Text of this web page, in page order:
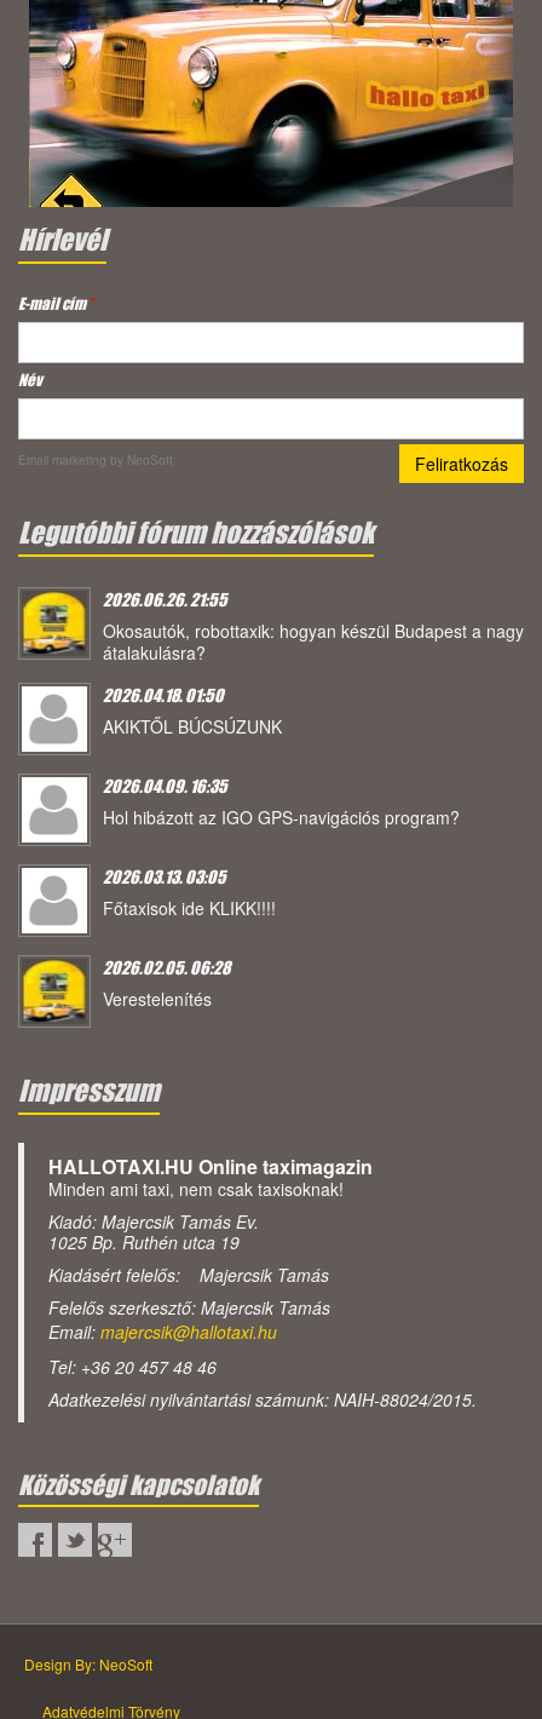
Hírlevél
E-mail cím*
Név
Email marketing by NeoSoft
Legutóbbi fórum hozzászólások
2026.06.26. 21:55
Okosautók, robottaxik: hogyan készül Budapest a nagy
átalakulásra?
2026.04.18. 01:50
AKIKTŐL BÚCSÚZUNK
2026.04.09. 16:35
Hol hibázott az IGO GPS-navigációs program?
2026.03.13. 03:05
Főtaxisok ide KLIKK!!!!
2026.02.05. 06:28
Verestelenítés
Impresszum
HALLOTAXI.HU Online taximagazin
Minden ami taxi, nem csak taxisoknak!
Kiadó: Majercsik Tamás Ev.
1025 Bp. Ruthén utca 19
Kiadásért felelős: Majercsik Tamás
Felelős szerkesztő: Majercsik Tamás
Email: majercsik@hallotaxi.hu
Tel: +36 20 457 48 46
Adatkezelési nyilvántartási számunk: NAIH-88024/2015.
Közösségi kapcsolatok
Design By: NeoSoft
Adatvédelmi Törvény